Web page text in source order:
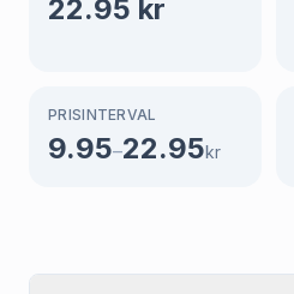
22.95 kr
PRISINTERVAL
9.95–22.95kr